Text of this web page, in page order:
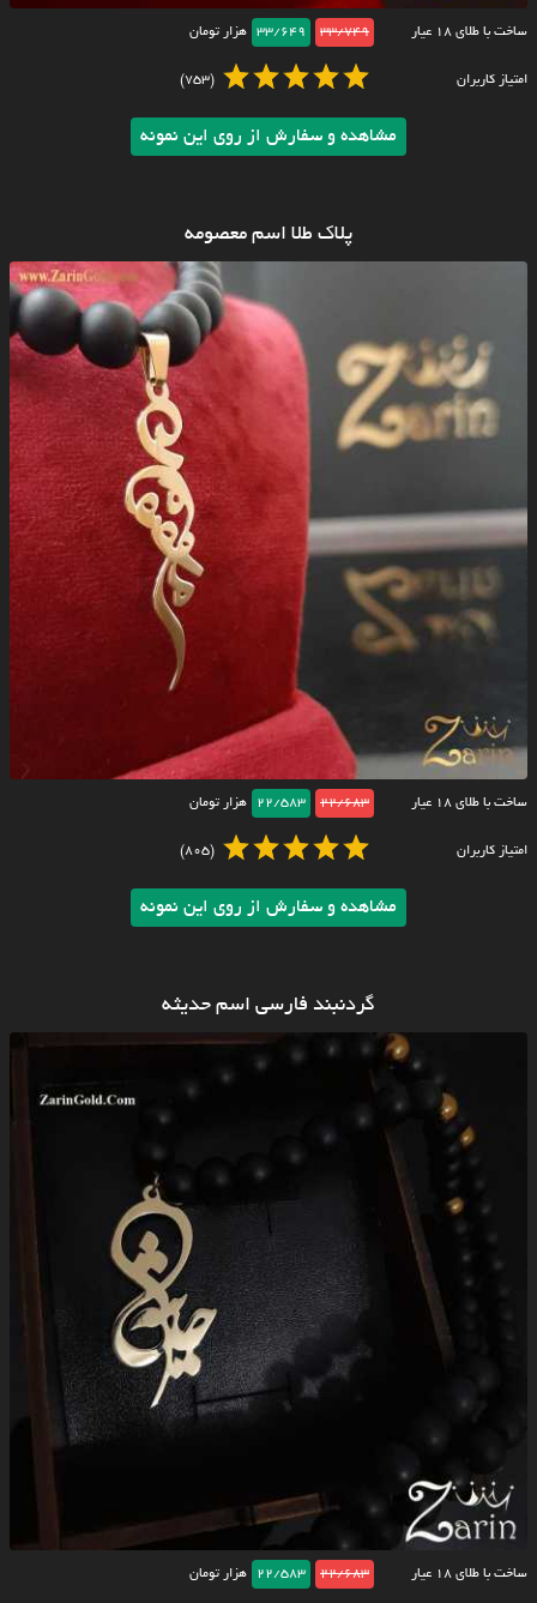
ساخت با طلای ۱۸ عیار 33/749
33/649 هزار تومان
امتیاز کاربران (753)
مشاهده و سفارش از روی این نمونه
پلاک طلا اسم معصومه
ساخت با طلای ۱۸ عیار 22/683
22/583 هزار تومان
امتیاز کاربران (805)
مشاهده و سفارش از روی این نمونه
گردنبند فارسی اسم حدیثه
ساخت با طلای ۱۸ عیار 22/683
22/583 هزار تومان